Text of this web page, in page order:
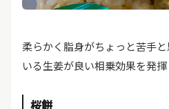
柔らかく脂身がちょっと苦手
いる生姜が良い相乗効果を発揮
桜餅